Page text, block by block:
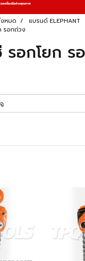
หมด
แบรนด์ ELEPHANT
รอกถ่วง
รอกโยก ร